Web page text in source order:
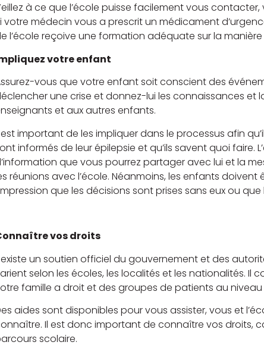
à ce que l’école puisse facilement vous
votre médecin vous a prescrit un médicament
l’école reçoive une formation adéquate sur la manière
votre enfant
vous que votre enfant soit conscient des
une crise et donnez-lui les connaissances et
et aux autres enfants.
est important de les impliquer dans le processus afin
informés de leur épilepsie et qu’ils savent quoi faire.
que vous pourrez partager avec lui et la
réunions avec l’école. Néanmoins, les enfants
que les décisions sont prises sans eux ou
vos droits
existe un soutien officiel du gouvernement et des
selon les écoles, les localités et les nationalités. Il
famille a droit et des groupes de patients au
aides sont disponibles pour vous assister, vous et
Il est donc important de connaître vos droits,
scolaire.